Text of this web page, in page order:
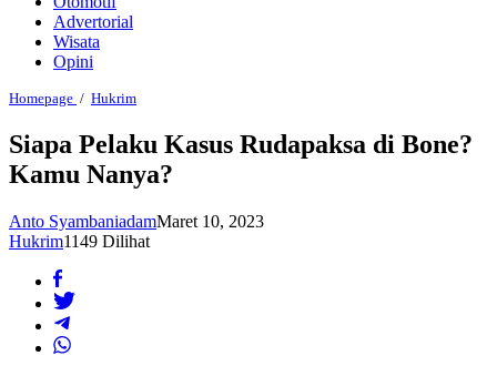
Advertorial
Wisata
Opini
Homepage / HukrimSiapa
Kasus
Rudapaksa
di
Bone?
Nanya?
Siapa Pelaku Kasus Rudapaksa di Bone?
Kamu Nanya?
Anto SyambaniadamMaret 10, 2023
Hukrim1149 Dilihat